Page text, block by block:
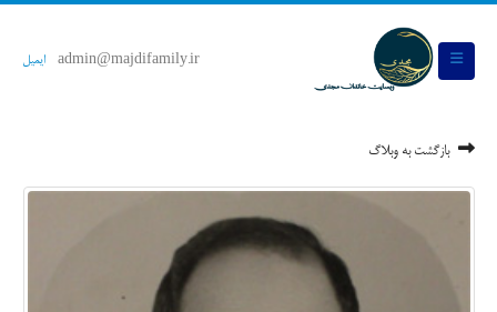
admin@majdifamily.ir ایمیل
بازگشت به وبلاگ